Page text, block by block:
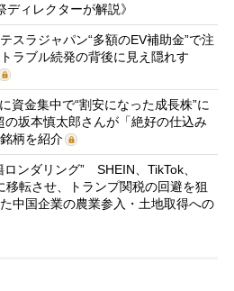
ィレクターが解説》
スラジャパン“多額のEV補助金”で注
ラブル続発の背後に見え隠れす
資金集中で“割安になった成長株”に
坂本慎太郎さんが「絶好の仕込み
柄を紹介
ンダリング” SHEIN、TikTok、
転させ、トランプ関税の回避を狙
中国企業の農業参入・土地取得への